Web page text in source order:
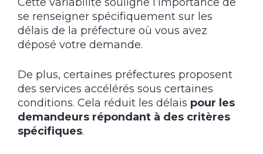
Cette variabilité souligne l’importance de
se renseigner spécifiquement sur les
délais de la préfecture où vous avez
déposé votre demande.
De plus, certaines préfectures proposent
des services accélérés sous certaines
conditions. Cela réduit les délais pour les
demandeurs répondant à des critères
spécifiques.